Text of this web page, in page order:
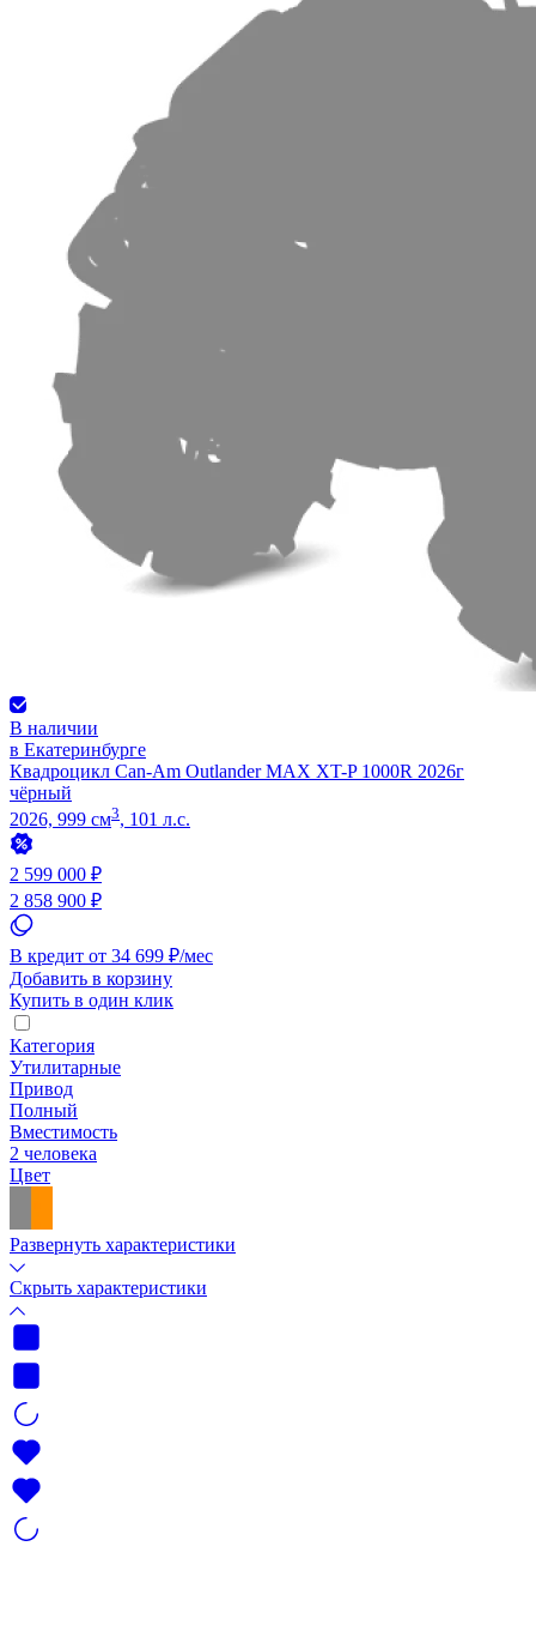
В наличии
в Екатеринбурге
Квадроцикл Can-Am Outlander MAX XT-P 1000R 2026г
чёрный
2026, 999 см3, 101 л.с.
2 599 000 ₽
2 858 900 ₽
В кредит от 34 699 ₽/мес
Добавить в корзину
Купить в один клик
Категория
Утилитарные
Привод
Полный
Вместимость
2 человека
Цвет
Развернуть характеристики
Скрыть характеристики